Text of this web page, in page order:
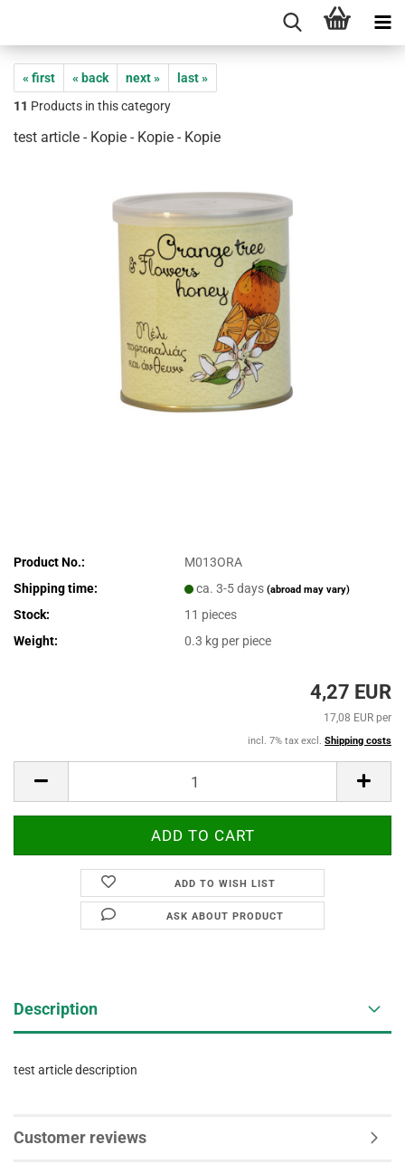
« first « back next »
last »
11 Products in this category
test article - Kopie - Kopie - Kopie
Product No.:
M013ORA
Shipping time:
ca. 3-5 days(abroad may vary)
Stock: 11 pieces
Weight:
0.3 kg per piece
4,27 EUR
17,08 EUR per
incl. 7% tax excl. Shipping costs
ADD TO WISH LIST
ASK ABOUT PRODUCT
Description
test article description
Customer reviews